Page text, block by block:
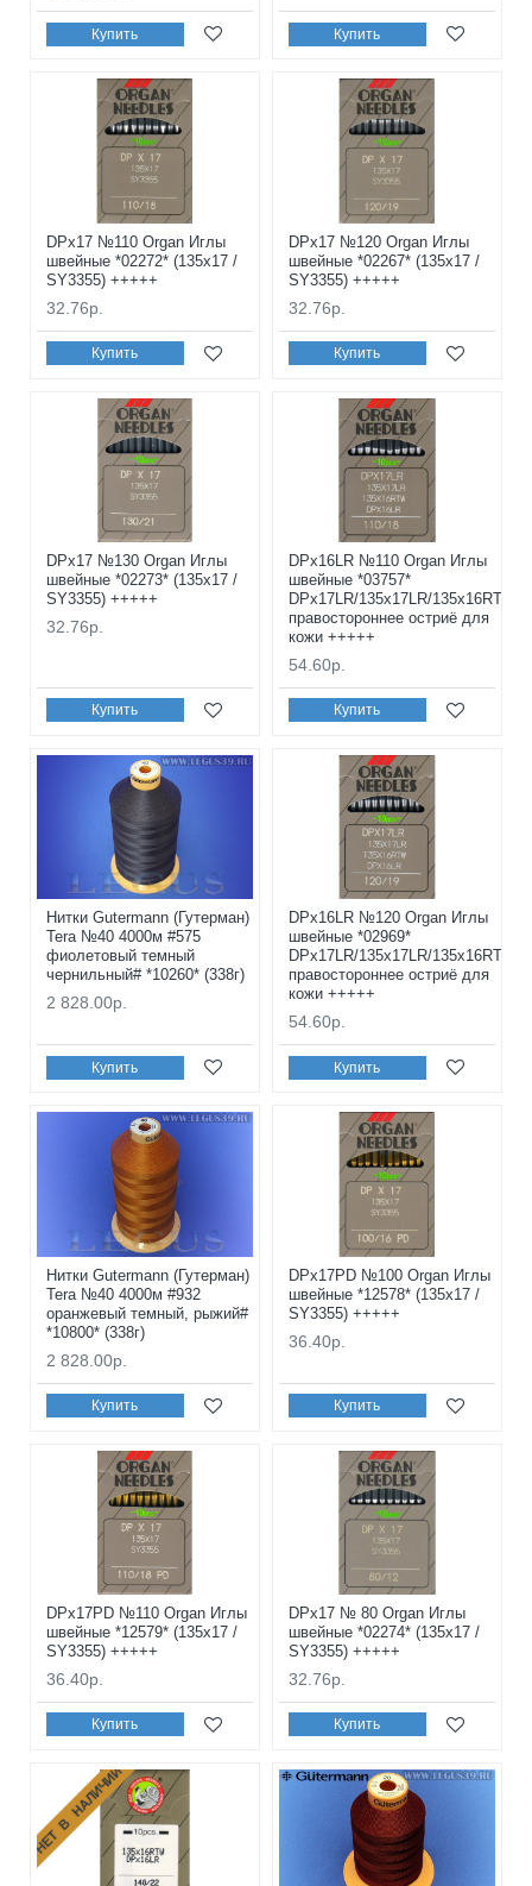
Купить Купить
DPx17 №110 Organ Иглы
швейные *02272* (135x17 /
SY3355) +++++
32.76р.
Купить
DPx17 №120 Organ Иглы
швейные *02267* (135x17 /
SY3355) +++++
32.76р.
Купить
DPx17 №130 Organ Иглы
швейные *02273* (135x17 /
SY3355) +++++
32.76р.
Купить
DPx16LR №110 Organ Иглы
швейные *03757*
DPx17LR/135x17LR/135x16RTW
правостороннее остриё для
кожи +++++
54.60р.
Купить
Нитки Gutermann (Гутерман)
Tera №40 4000м #575
фиолетовый темный
чернильный# *10260* (338г)
2 828.00р.
Купить
DPx16LR №120 Organ Иглы
швейные *02969*
DPx17LR/135x17LR/135x16RTW
правостороннее остриё для
кожи +++++
54.60р.
Купить
Нитки Gutermann (Гутерман)
Tera №40 4000м #932
оранжевый темный, рыжий#
*10800* (338г)
2 828.00р.
Купить
DPx17PD №100 Organ Иглы
швейные *12578* (135x17 /
SY3355) +++++
36.40р.
Купить
DPx17PD №110 Organ Иглы
швейные *12579* (135x17 /
SY3355) +++++
36.40р.
Купить
DPx17 № 80 Organ Иглы
швейные *02274* (135x17 /
SY3355) +++++
32.76р.
Купить
НЕТ В НАЛИЧИИ